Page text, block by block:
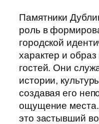
Памятники
роль в
городской
характер и
гостей. Они
истории,
создавая его
ощущение
это застывший